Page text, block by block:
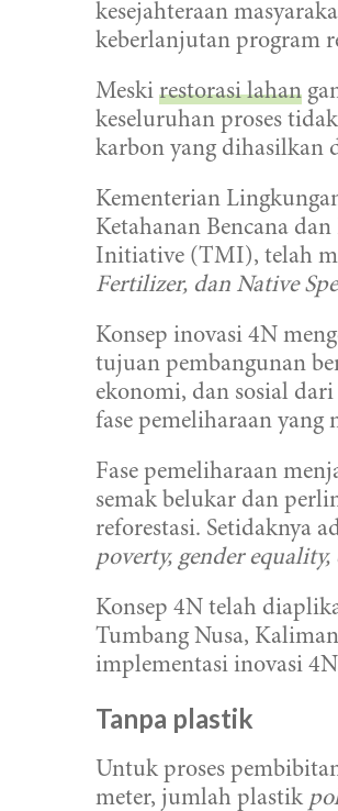
kesejahteraan
keberlanjutan program
Meski restorasi lahan
keseluruhan proses
karbon yang dihasilkan
Kementerian
Ketahanan Bencana
Initiative (TMI), telah
Fertilizer, dan Native
Konsep inovasi 4N
tujuan pembangunan
ekonomi, dan sosial
fase pemeliharaan
Fase pemeliharaan
semak belukar dan
reforestasi. Setidaknya
poverty, gender
Konsep 4N telah
Tumbang Nusa,
implementasi inovasi
Tanpa plastik
Untuk proses
meter, jumlah plastik